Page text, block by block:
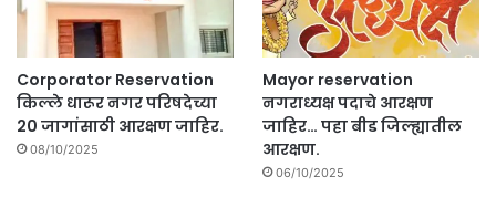
Corporator Reservation
किल्ले धारूर नगर परिषदेच्या
20 जागांसाठी आरक्षण जाहिर.
08/10/2025
Mayor reservation
नगराध्यक्ष पदाचे आरक्षण
जाहिर… पहा बीड जिल्ह्यातील
आरक्षण.
06/10/2025